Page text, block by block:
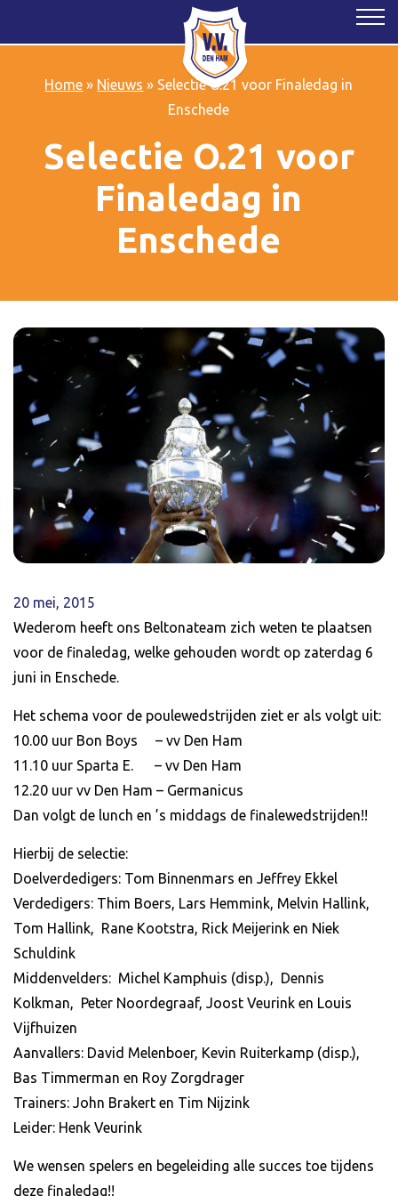
Home » Nieuws » Selectie O.21 voor Finaledag in
Enschede
Selectie O.21 voor
Finaledag in
Enschede
20 mei, 2015
Wederom heeft ons Beltonateam zich weten te plaatsen
voor de finaledag, welke gehouden wordt op zaterdag 6
juni in Enschede.
Het schema voor de poulewedstrijden ziet er als volgt uit:
10.00 uur Bon Boys – vv Den Ham
11.10 uur Sparta E. – vv Den Ham
12.20 uur vv Den Ham – Germanicus
Dan volgt de lunch en ’s middags de finalewedstrijden!!
Hierbij de selectie:
Doelverdedigers: Tom Binnenmars en Jeffrey Ekkel
Verdedigers: Thim Boers, Lars Hemmink, Melvin Hallink,
Tom Hallink, Rane Kootstra, Rick Meijerink en Niek
Schuldink
Middenvelders: Michel Kamphuis (disp.), Dennis
Kolkman, Peter Noordegraaf, Joost Veurink en Louis
Vijfhuizen
Aanvallers: David Melenboer, Kevin Ruiterkamp (disp.),
Bas Timmerman en Roy Zorgdrager
Trainers: John Brakert en Tim Nijzink
Leider: Henk Veurink
We wensen spelers en begeleiding alle succes toe tijdens
deze finaledag!!